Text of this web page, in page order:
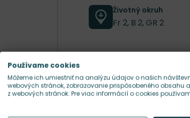
Životný okruh
Fr 2, B 2, GR 2
biela
Používame cookies
Môžeme ich umiestniť na analýzu údajov o našich
webových stránok, zobrazovanie prispôsobeného obsahu
z webových stránok. Pre viac informácií o cookies